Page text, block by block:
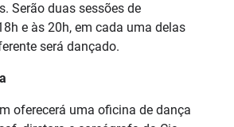
Serão duas sessões de
e às 20h, em cada uma delas
será dançado.
oferecerá uma oficina de dança